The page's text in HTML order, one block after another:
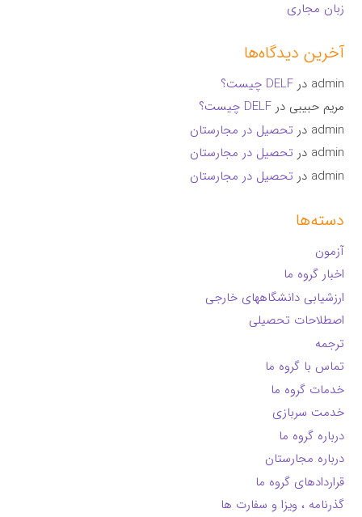
زبان مجاری
آخرین دیدگاه‌ها
admin درDELF چیست؟
مریم حبیبی درDELF چیست؟
admin در تحصیل در مجارستان
admin در تحصیل در مجارستان
admin در تحصیل در مجارستان
دسته‌ها
آزمون
اخبار گروه ما
ارزشیابی دانشگاههای خارجی
اصطلاحات تحصیلی
ترجمه
تماس با گروه ما
خدمات گروه ما
خدمت سربازی
درباره گروه ما
درباره مجارستان
قراردادهای گروه ما
گذرنامه ، ویزا و سفارت ها